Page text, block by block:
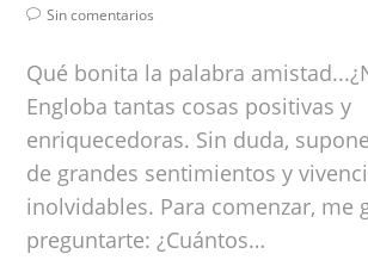
Sin comentarios
Qué bonita la palabra
Engloba tantas cosas positivas y
enriquecedoras. Sin duda,
de grandes sentimientos y
inolvidables. Para comenzar, me
preguntarte: ¿Cuántos…